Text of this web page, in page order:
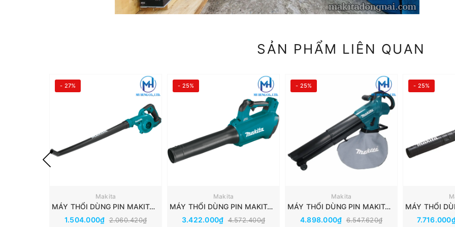
SẢN PHẨM LIÊN QUAN
- 27%
Makita
MÁY THỔI DÙNG PIN MAKITA 18V DUB186Z
1.504.000₫ 2.060.420₫
- 25%
Makita
MÁY THỔI DÙNG PIN MAKITA 18V DUB184Z
3.422.000₫ 4.572.400₫
- 25%
Makita
MÁY THỔI DÙNG PIN MAKITA 18V DUB187Z
4.898.000₫ 6.547.620₫
- 25%